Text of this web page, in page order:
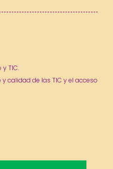
TIC.
calidad de las TIC y el acceso